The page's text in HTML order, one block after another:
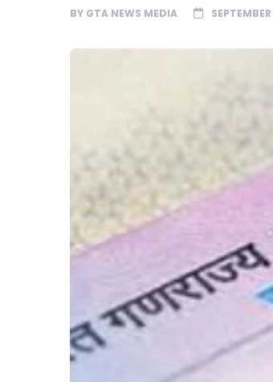
BY GTA NEWS MEDIA